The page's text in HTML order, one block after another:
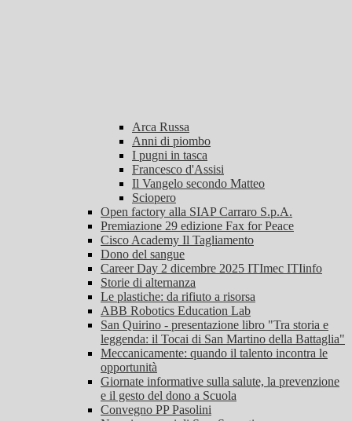
Arca Russa
Anni di piombo
I pugni in tasca
Francesco d'Assisi
Il Vangelo secondo Matteo
Sciopero
Open factory alla SIAP Carraro S.p.A.
Premiazione 29 edizione Fax for Peace
Cisco Academy Il Tagliamento
Dono del sangue
Career Day 2 dicembre 2025 ITImec ITIinfo
Storie di alternanza
Le plastiche: da rifiuto a risorsa
ABB Robotics Education Lab
San Quirino - presentazione libro "Tra storia e
leggenda: il Tocai di San Martino della Battaglia"
Meccanicamente: quando il talento incontra le
opportunità
Giornate informative sulla salute, la prevenzione
e il gesto del dono a Scuola
Convegno PP Pasolini